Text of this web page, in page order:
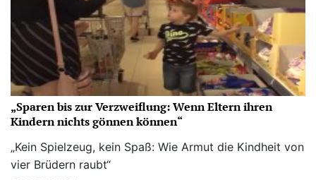
„Sparen bis zur Verzweiflung: Wenn Eltern ihren
Kindern nichts gönnen können“
„Kein Spielzeug, kein Spaß: Wie Armut die Kindheit von
vier Brüdern raubt“